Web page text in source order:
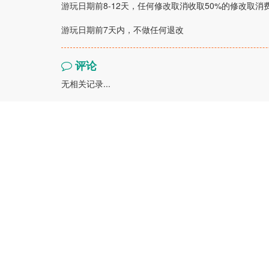
游玩日期前8-12天，任何修改取消收取50%的修改取消
游玩日期前7天内，不做任何退改
评论
无相关记录...